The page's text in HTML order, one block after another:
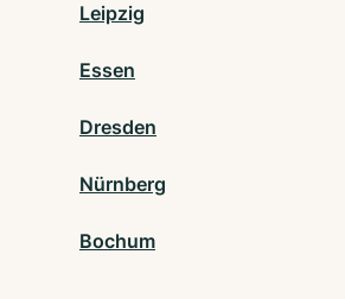
Leipzig
Essen
Dresden
Nürnberg
Bochum